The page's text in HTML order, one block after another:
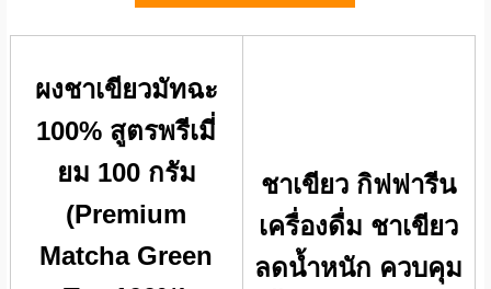
ผงชาเขียวมัทฉะ
100% สูตรพรีเมี่
ยม 100 กรัม
(Premium
Matcha Green
ชาเขียว กิฟฟารีน
เครื่องดื่ม ชาเขียว
ลดน้ำหนัก ควบคุม